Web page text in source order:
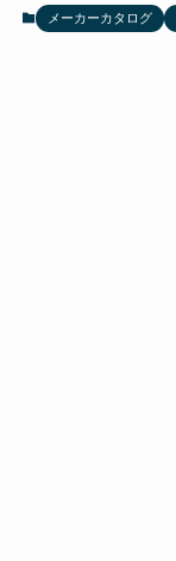
メーカーカタログ